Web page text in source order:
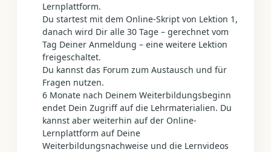
Lernplattform.
Du startest mit dem Online-Skript von Lektion 1,
danach wird Dir alle 30 Tage – gerechnet vom
Tag Deiner Anmeldung – eine weitere Lektion
freigeschaltet.
Du kannst das Forum zum Austausch und für
Fragen nutzen.
6 Monate nach Deinem Weiterbildungsbeginn
endet Dein Zugriff auf die Lehrmaterialien. Du
kannst aber weiterhin auf der Online-
Lernplattform auf Deine
Weiterbildungsnachweise und die Lernvideos